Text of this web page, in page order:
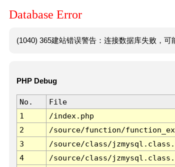
Database Error
(1040) 365建站错误警告：连接数据库失败，
PHP Debug
No. File
1
/index.php
2
/source/function/
3
/source/class/
4
/source/class/